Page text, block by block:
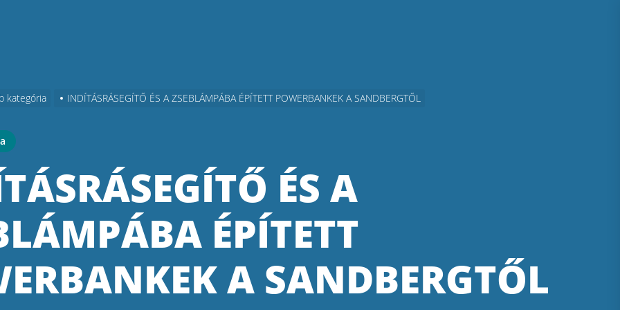
kategória INDÍTÁSRÁSEGÍTŐ ÉS A ZSEBLÁMPÁBA ÉPÍTETT POWERBANKEK A SANDBERGTŐL
ÉS A
ÉPÍTETT
A SANDBERGTŐL